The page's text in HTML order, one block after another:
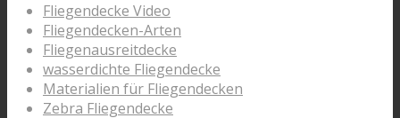
Fliegendecke Video
Fliegendecken-Arten
Fliegenausreitdecke
wasserdichte Fliegendecke
Materialien für Fliegendecken
Zebra Fliegendecke